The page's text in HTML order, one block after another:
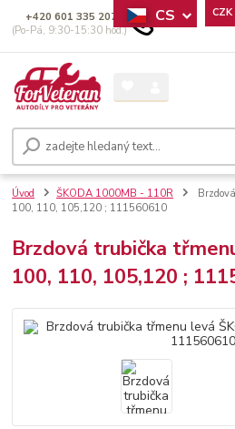
CS CZK
+420 601 335 207
(Po-Pá, 9:30-15:30 hod.)
Úvod ŠKODA 1000MB - 110R
100, 110, 105,120 ; 111560610
Brzdová trubička
100, 110, 105,120 ;